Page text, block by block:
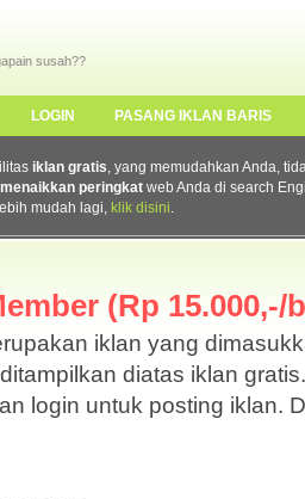
susah??
LOGIN PASANG IKLAN BARIS
iklan gratis, yang memudahkan Anda,
menaikkan peringkat web Anda di search
mudah lagi, klik disini.
(Rp 15.000,-/
iklan yang
diatas iklan
login untuk posting iklan.